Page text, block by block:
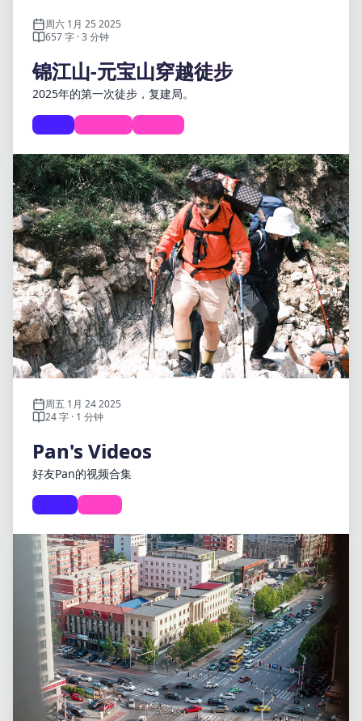
周六 1月 25 2025
657 字 · 3 分钟
锦江山-元宝山穿越徒步
2025年的第一次徒步，复建局。
周五 1月 24 2025
24 字 · 1 分钟
Pan's Videos
好友Pan的视频合集